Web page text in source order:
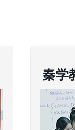
秦学